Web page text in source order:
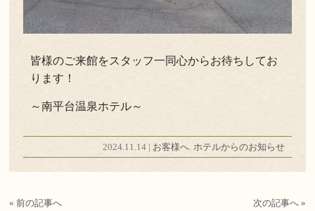
皆様のご来館をスタッフ一同心からお待ちしてお
ります！
～南平台温泉ホテル～
2024.11.14 | お客様へ. ホテルからのお知らせ
« 前の記事へ 次の記事へ »